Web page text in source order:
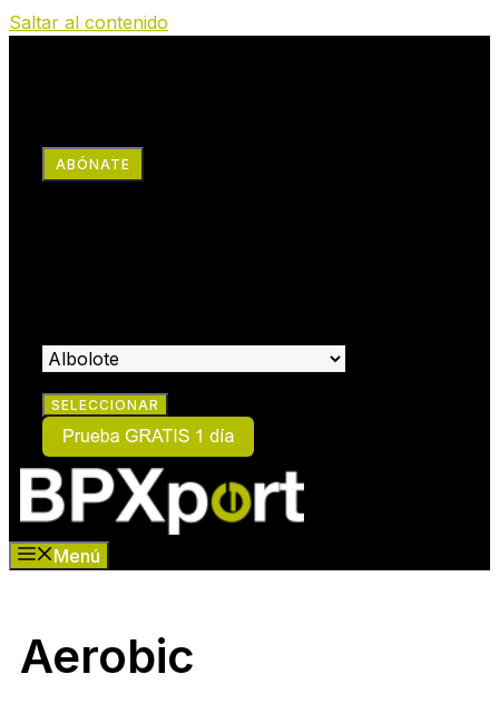
Saltar al contenido
ABÓNATE
Menú
Aerobic